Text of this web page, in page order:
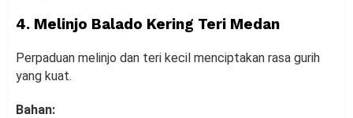
4. Melinjo Balado Kering Teri Medan
Perpaduan melinjo dan teri kecil menciptakan rasa gurih
yang kuat.
Bahan: